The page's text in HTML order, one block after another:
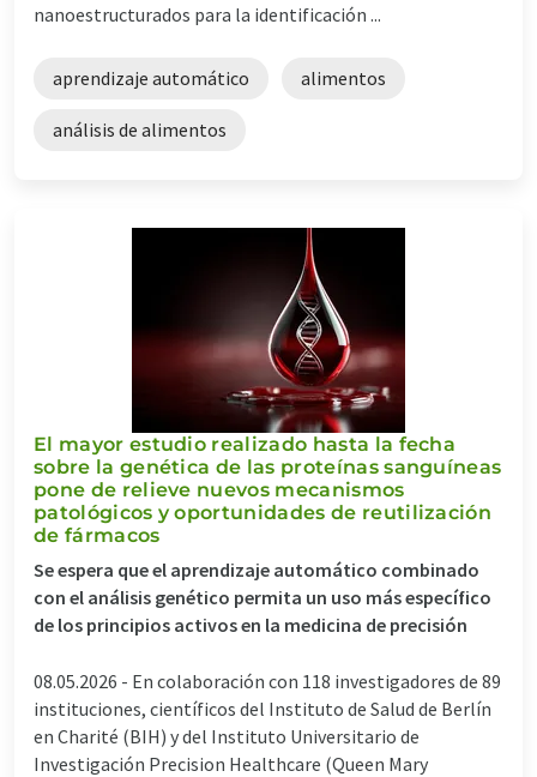
nanoestructurados para la identificación ...
aprendizaje automático alimentos
análisis de alimentos
El mayor estudio realizado hasta la fecha
sobre la genética de las proteínas sanguíneas
pone de relieve nuevos mecanismos
patológicos y oportunidades de reutilización
de fármacos
Se espera que el aprendizaje automático combinado
con el análisis genético permita un uso más específico
de los principios activos en la medicina de precisión
08.05.2026 - En colaboración con 118 investigadores de 89
instituciones, científicos del Instituto de Salud de Berlín
en Charité (BIH) y del Instituto Universitario de
Investigación Precision Healthcare (Queen Mary